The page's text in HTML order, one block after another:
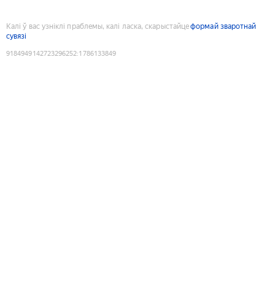
Калі ў вас узніклі праблемы, калі ласка, скарыстайцеформай зваротнай
сувязі
9184949142723296252:1786133849